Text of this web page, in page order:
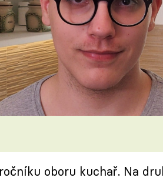
oboru kuchař. Na